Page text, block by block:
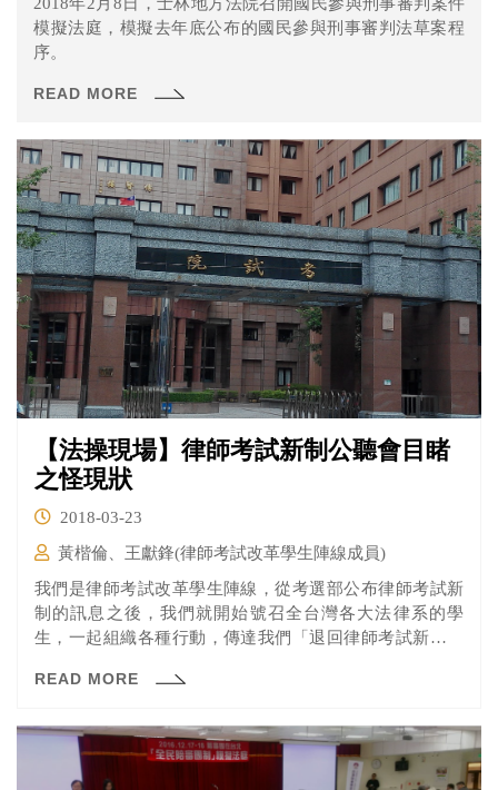
2018年2月8日，士林地方法院召開國民參與刑事審判案件
模擬法庭，模擬去年底公布的國民參與刑事審判法草案程
序。
READ MORE
【法操現場】律師考試新制公聽會目睹
之怪現狀
2018-03-23
黃楷倫、王獻鋒(律師考試改革學生陣線成員)
我們是律師考試改革學生陣線，從考選部公布律師考試新
制的訊息之後，我們就開始號召全台灣各大法律系的學
生，一起組織各種行動，傳達我們「退回律師考試新制，
READ MORE